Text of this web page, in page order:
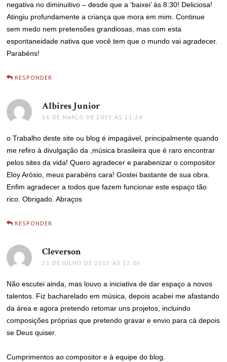
negativa no diminuitivo – desde que a ‘baixei’ às 8:30! Deliciosa!
Atingiu profundamente a criança que mora em mim. Continue
sem medo nem pretensões grandiosas, mas com esta
espontaneidade nativa que você tem que o mundo vai agradecer.
Parabéns!
RESPONDER
Albires Junior
16 DE MARÇO DE 2015 ÀS 11:24
o Trabalho deste site ou blog é impagável, principalmente quando
me refiro à divulgação da ,música brasileira que é raro encontrar
pelos sites da vida! Quero agradecer e parabenizar o compositor
Eloy Arósio, meus parabéns cara! Gostei bastante de sua obra.
Enfim agradecer a todos que fazem funcionar este espaço tão
rico. Obrigado. Abraços
RESPONDER
Cleverson
21 DE JULHO DE 2015 ÀS 12:05
Não escutei ainda, mas louvo a iniciativa de dar espaço a novos
talentos. Fiz bacharelado em música, depois acabei me afastando
da área e agora pretendo retomar uns projetos, incluindo
composições próprias que pretendo gravar e envio para cá depois
se Deus quiser.
Cumprimentos ao compositor e à equipe do blog.